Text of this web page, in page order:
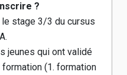
?
stage 3/3 du cursus
jeunes qui ont validé
(1. formation